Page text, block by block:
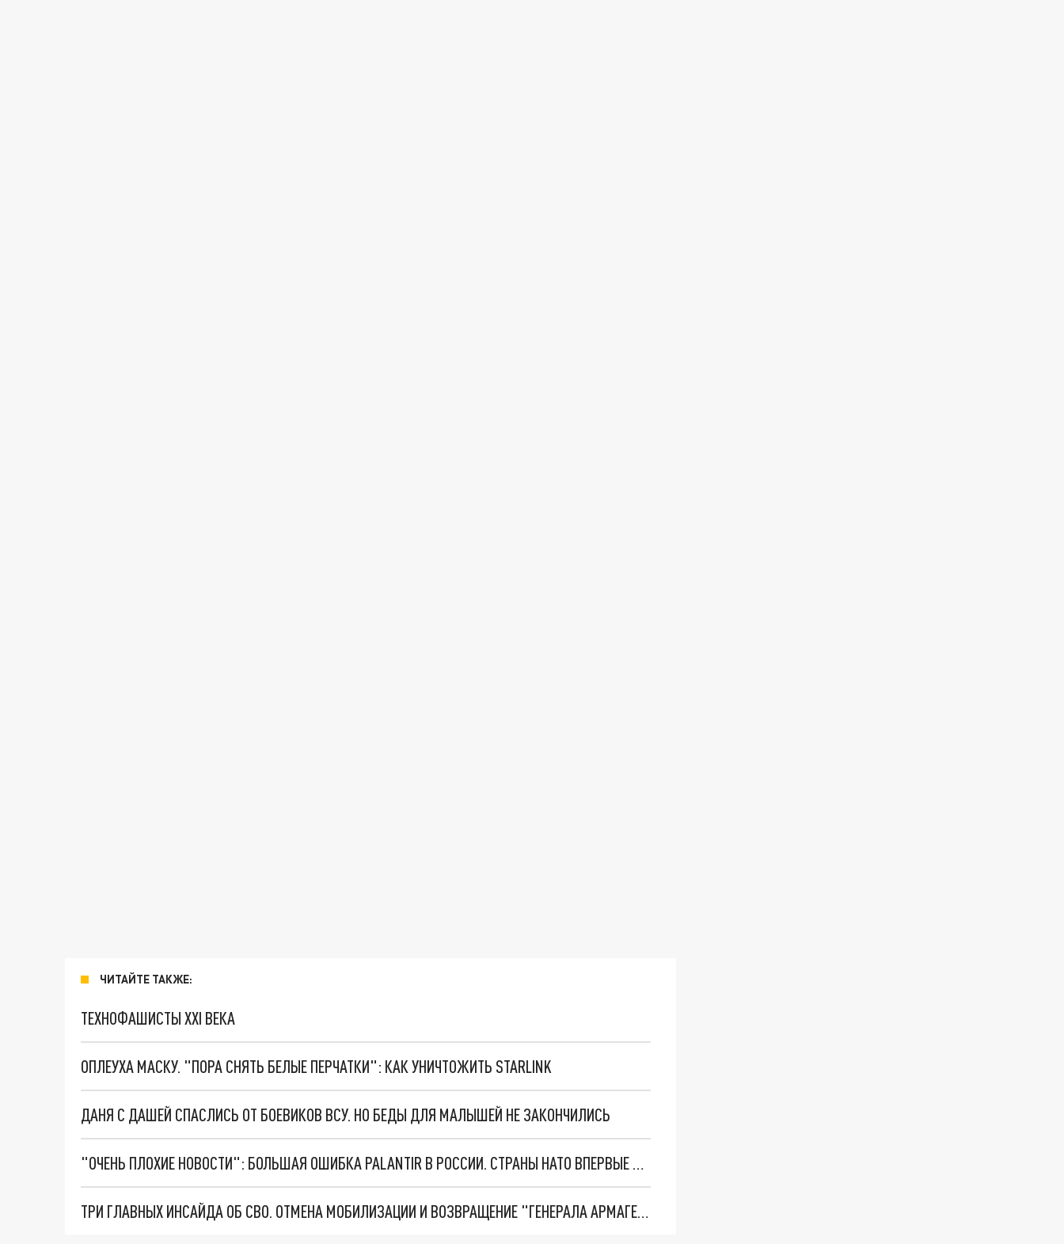
ЧИТАЙТЕ ТАКЖЕ:
ТЕХНОФАШИСТЫ XXI ВЕКА
ОПЛЕУХА МАСКУ. "ПОРА СНЯТЬ БЕЛЫЕ ПЕРЧАТКИ": КАК УНИЧТОЖИТЬ STARLINK
ДАНЯ С ДАШЕЙ СПАСЛИСЬ ОТ БОЕВИКОВ ВСУ. НО БЕДЫ ДЛЯ МАЛЫШЕЙ НЕ ЗАКОНЧИЛИСЬ
"ОЧЕНЬ ПЛОХИЕ НОВОСТИ": БОЛЬШАЯ ОШИБКА PALANTIR В РОССИИ. СТРАНЫ НАТО ВПЕРВЫЕ ЗА СВО ОСТАНОВИЛИ ПОСТАВКИ ОРУЖИЯ. ВСУ ТЕРЯЮТ ПРИГРАНИЧЬЕ?
ТРИ ГЛАВНЫХ ИНСАЙДА ОБ СВО. ОТМЕНА МОБИЛИЗАЦИИ И ВОЗВРАЩЕНИЕ "ГЕНЕРАЛА АРМАГЕДДОНА"? ОТЛИЧНЫЕ НОВОСТИ, КОТОРЫЕ ЖДАЛИ ВСЕ